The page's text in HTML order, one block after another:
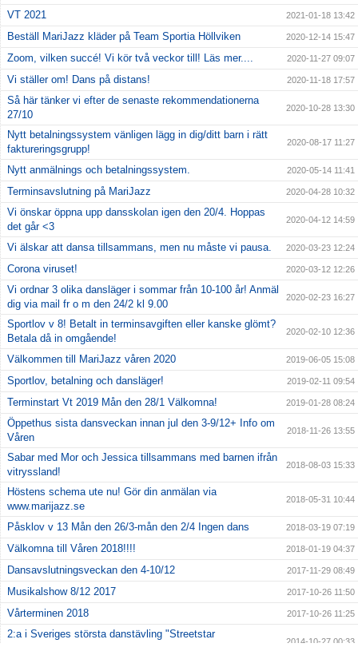
VT 2021 2021-01-18 13:42
Beställ MariJazz kläder på Team Sportia Höllviken 2020-12-14 15:47
Zoom, vilken succé! Vi kör två veckor till! Läs mer.... 2020-11-27 09:07
Vi ställer om! Dans på distans! 2020-11-18 17:57
Så här tänker vi efter de senaste rekommendationerna
27/10
2020-10-28 13:30
Nytt betalningssystem vänligen lägg in dig/ditt barn i rätt
faktureringsgrupp!
2020-08-17 11:27
Nytt anmälnings och betalningssystem. 2020-05-14 11:41
Terminsavslutning på MariJazz 2020-04-28 10:32
Vi önskar öppna upp dansskolan igen den 20/4. Hoppas
det går <3
2020-04-12 14:59
Vi älskar att dansa tillsammans, men nu måste vi pausa. 2020-03-23 12:24
Corona viruset! 2020-03-12 12:26
Vi ordnar 3 olika dansläger i sommar från 10-100 år! Anmäl
dig via mail fr o m den 24/2 kl 9.00
2020-02-23 16:27
Sportlov v 8! Betalt in terminsavgiften eller kanske glömt?
Betala då in omgående!
2020-02-10 12:36
Välkommen till MariJazz våren 2020 2019-06-05 15:08
Sportlov, betalning och dansläger! 2019-02-11 09:54
Terminstart Vt 2019 Mån den 28/1 Välkomna! 2019-01-28 08:24
Öppethus sista dansveckan innan jul den 3-9/12+ Info om
Våren
2018-11-26 13:55
Sabar med Mor och Jessica tillsammans med barnen ifrån
vitryssland!
2018-08-03 15:33
Höstens schema ute nu! Gör din anmälan via
www.marijazz.se
2018-05-31 10:44
Påsklov v 13 Mån den 26/3-mån den 2/4 Ingen dans 2018-03-19 07:19
Välkomna till Våren 2018!!!! 2018-01-19 04:37
Dansavslutningsveckan den 4-10/12 2017-11-29 08:49
Musikalshow 8/12 2017 2017-10-26 11:50
Vårterminen 2018 2017-10-26 11:25
2:a i Sveriges största danstävling "Streetstar
2014-10-27 00:33